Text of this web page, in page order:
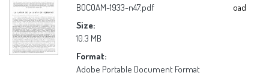
BOCOAM-1933-n47.pdf
Size:
10.3 MB
Format:
Adobe Portable Document Format
oad